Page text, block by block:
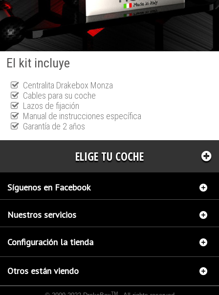
El kit incluye
Centralita Drakebox Monza
Cables para su coche
Lazos de fijación
Manual de instrucciones específica
Garantía de 2 años
ELIGE TU COCHE
Síguenos en Facebook
Nuestros servicios
Configuración la tienda
Otros están viendo
TM